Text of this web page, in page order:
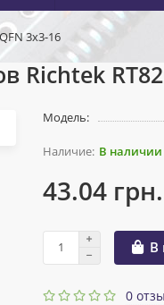
3x3-16
Модель:
В наличии
43.04 грн.
В
0